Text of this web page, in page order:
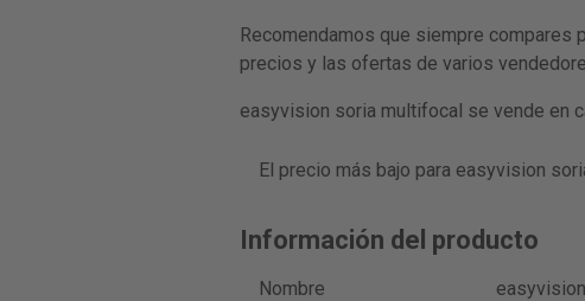
Recomendamos que siempre
precios y las ofertas de varios
easyvision soria multifocal se vende en
El precio más bajo para easyvision
Información del producto
Nombre